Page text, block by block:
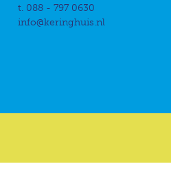
t. 088 - 797 0630
info@keringhuis.nl